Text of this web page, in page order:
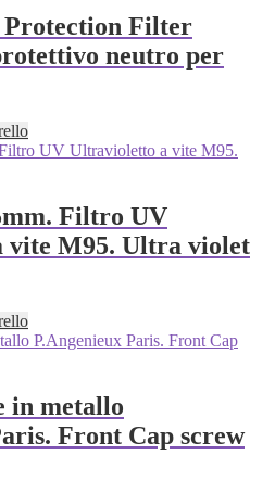
Filter
neutro per
Filtro UV
vite M95. Ultra violet
in metallo
Front Cap screw